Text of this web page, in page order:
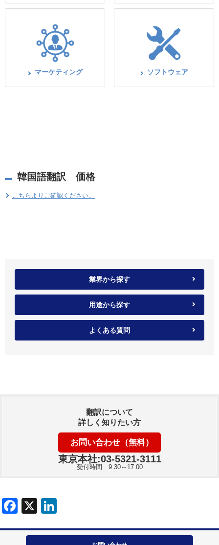
マーケティング ソフトウェア
韓国語翻訳 価格
こちらよりご確認ください。
業界から探す
用途から探す
よくある質問
翻訳について
詳しく知りたい方
お問い合わせ（無料）
東京本社:03-5321-3111
受付時間 9:30～17:00